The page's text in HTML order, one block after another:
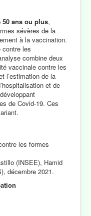
ans ou plus,
sévères de la
à la vaccination.
contre les
combine deux
vaccinale contre les
l’estimation de la
et de
de Covid-19. Ces
les formes
(INSEE), Hamid
décembre 2021.